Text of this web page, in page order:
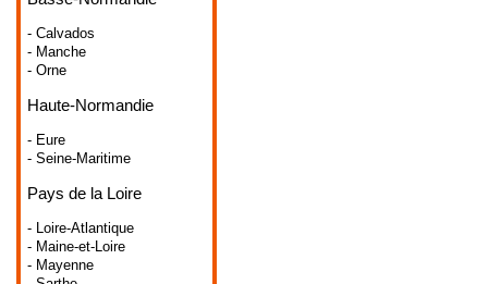
- Calvados
- Manche
- Orne
Haute-Normandie
- Eure
- Seine-Maritime
Pays de la Loire
- Loire-Atlantique
- Maine-et-Loire
- Mayenne